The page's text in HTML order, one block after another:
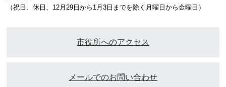
（祝日、休日、12月29日から1月3日までを除く月曜日から金曜日）
市役所へのアクセス
メールでのお問い合わせ